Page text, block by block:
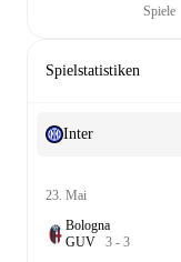
Spiele
Spielstatistiken
Inter
23. Mai
Bologna
GUV 3 - 3